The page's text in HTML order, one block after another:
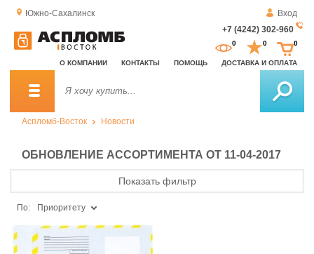
Южно-Сахалинск
Вход
+7 (4242) 302-960
О КОМПАНИИ КОНТАКТЫ ПОМОЩЬ ДОСТАВКА И ОПЛАТА
0 0 0
Аспломб-Восток Новости
ОБНОВЛЕНИЕ АССОРТИМЕНТА ОТ 11-04-2017
Показать фильтр
По: Приоритету